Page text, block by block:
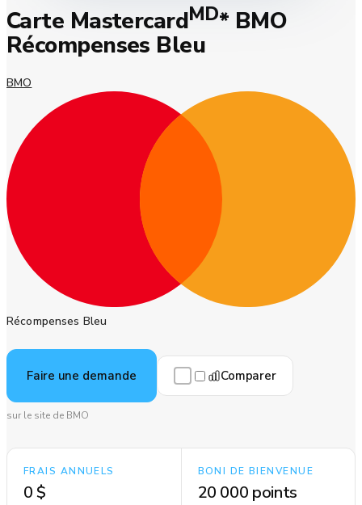
Carte MastercardMD* BMO
Récompenses Bleu
BMO
Récompenses Bleu
Faire une demande Comparer
sur le site de BMO
FRAIS ANNUELS
0 $
BONI DE BIENVENUE
20 000 points